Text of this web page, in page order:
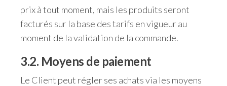
prix à tout moment, mais les produits seront
facturés sur la base des tarifs en vigueur au
moment de la validation de la commande.
3.2. Moyens de paiement
Le Client peut régler ses achats via les moyens